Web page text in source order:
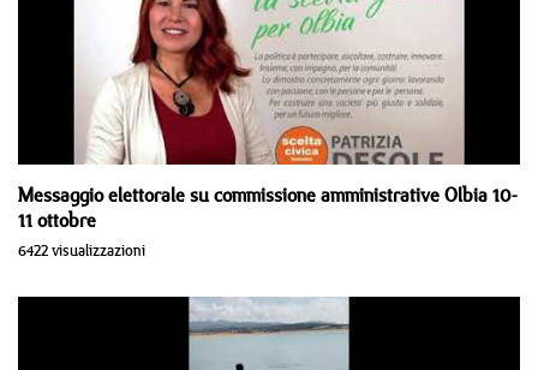
Messaggio elettorale su commissione amministrative Olbia 10-
11 ottobre
6422 visualizzazioni